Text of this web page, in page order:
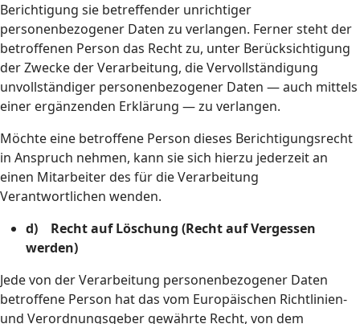
Berichtigung sie betreffender unrichtiger
personenbezogener Daten zu verlangen. Ferner steht der
betroffenen Person das Recht zu, unter Berücksichtigung
der Zwecke der Verarbeitung, die Vervollständigung
unvollständiger personenbezogener Daten — auch mittels
einer ergänzenden Erklärung — zu verlangen.
Möchte eine betroffene Person dieses Berichtigungsrecht
in Anspruch nehmen, kann sie sich hierzu jederzeit an
einen Mitarbeiter des für die Verarbeitung
Verantwortlichen wenden.
d) Recht auf Löschung (Recht auf Vergessen
werden)
Jede von der Verarbeitung personenbezogener Daten
betroffene Person hat das vom Europäischen Richtlinien-
und Verordnungsgeber gewährte Recht, von dem